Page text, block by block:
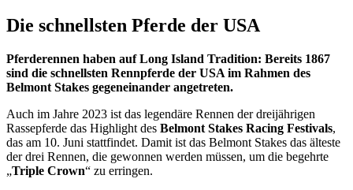
Die schnellsten Pferde der USA
Pferderennen haben auf Long Island Tradition: Bereits 1867
sind die schnellsten Rennpferde der USA im Rahmen des
Belmont Stakes gegeneinander angetreten.
Auch im Jahre 2023 ist das legendäre Rennen der dreijährigen
Rassepferde das Highlight des Belmont Stakes Racing Festivals,
das am 10. Juni stattfindet. Damit ist das Belmont Stakes das älteste
der drei Rennen, die gewonnen werden müssen, um die begehrte
„Triple Crown“ zu erringen.